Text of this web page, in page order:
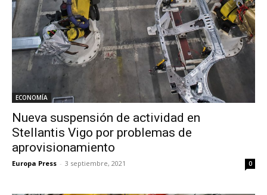
ECONOMÍA
Nueva suspensión de actividad en
Stellantis Vigo por problemas de
aprovisionamiento
Europa Press - 3 septiembre, 2021 0